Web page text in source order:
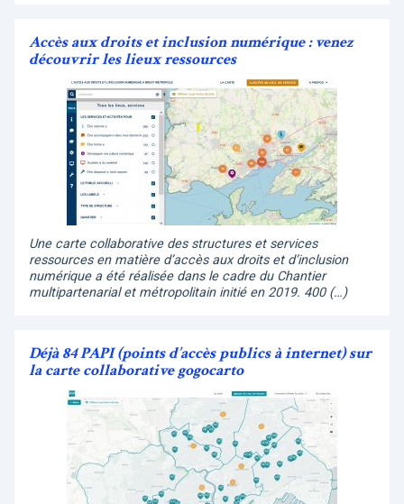
Accès aux droits et inclusion numérique : venez
découvrir les lieux ressources
Une carte collaborative des structures et services
ressources en matière d’accès aux droits et d’inclusion
numérique a été réalisée dans le cadre du Chantier
multipartenarial et métropolitain initié en 2019. 400 (…)
Déjà 84 PAPI (points d’accès publics à internet) sur
la carte collaborative gogocarto